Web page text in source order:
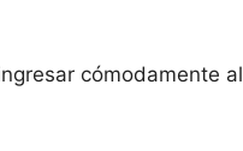
cómodamente al